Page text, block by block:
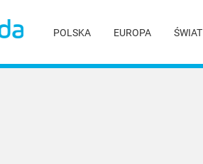
POLSKA EUROPA ŚWIAT